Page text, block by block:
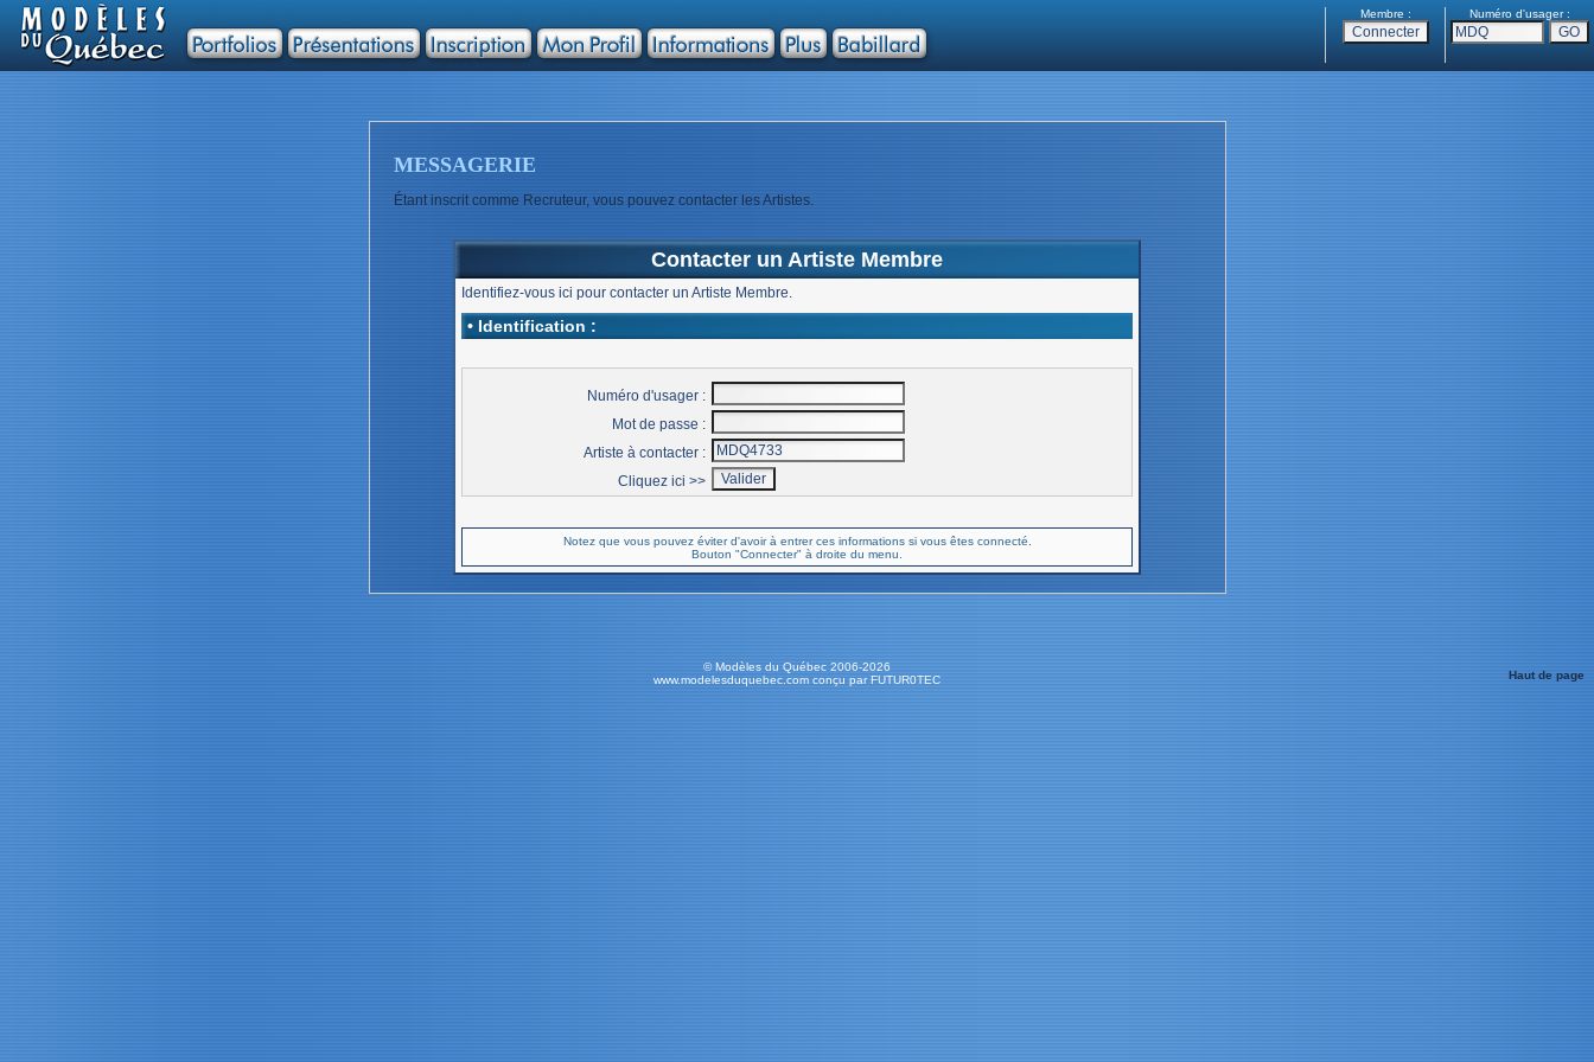
Membre : Numéro d'usager :
MESSAGERIE
Étant inscrit comme Recruteur, vous pouvez contacter les Artistes.
Contacter un Artiste Membre
Identifiez-vous ici pour contacter un Artiste Membre.
• Identification :
Numéro d'usager :
Mot de passe :
Artiste à contacter :
Cliquez ici >>
Notez que vous pouvez éviter d'avoir à entrer ces informations si vous êtes connecté.
Bouton "Connecter" à droite du menu.
© Modèles du Québec 2006-2026
www.modelesduquebec.com conçu par FUTUR0TEC
Haut de page